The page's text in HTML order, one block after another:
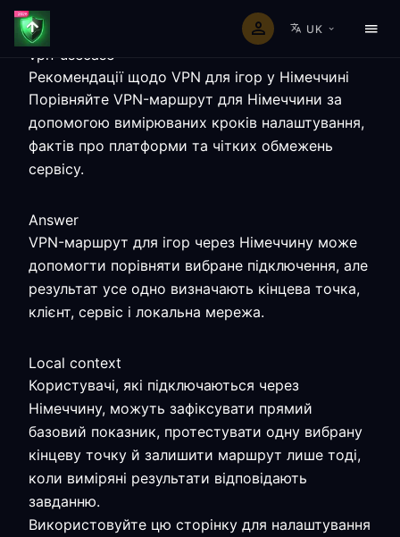
UK
vpn-usecase
Рекомендації щодо VPN для ігор у Німеччині
Порівняйте VPN-маршрут для Німеччини за
допомогою вимірюваних кроків налаштування,
фактів про платформи та чітких обмежень
сервісу.
Answer
VPN-маршрут для ігор через Німеччину може
допомогти порівняти вибране підключення, але
результат усе одно визначають кінцева точка,
клієнт, сервіс і локальна мережа.
Local context
Користувачі, які підключаються через
Німеччину, можуть зафіксувати прямий
базовий показник, протестувати одну вибрану
кінцеву точку й залишити маршрут лише тоді,
коли виміряні результати відповідають
завданню.
Використовуйте цю сторінку для налаштування